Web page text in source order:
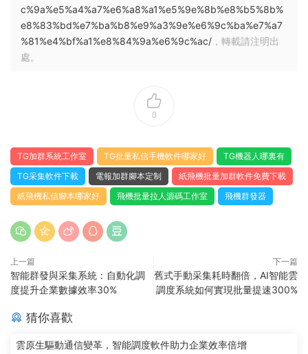
c%9a%e5%a4%a7%e6%a8%a1%e5%9e%8b%e8%b5%8b%
e8%83%bd%e7%ba%b8%e9%a3%9e%e6%9c%ba%e7%a7
%81%e4%bf%a1%e8%84%9a%e6%9c%ac/ ，轉載請注明出
處。
0
TG加群系統工作室 TG批量私信手機軟件哪家好
TG機器人哪裏有
TG采集軟件下載
電報加群腳本定制
紙飛機批量加群軟件免費下載
紙飛機私信腳本哪家好
飛機批量拉人源碼工作室 飛機群發器
上一篇
智能群發與采集系統：自動化調
度提升企業數據效率30%
下一篇
舊式手動采集耗時翻倍，AI智能雲
調度系統如何實現批量提速300%
猜你喜歡
雲原生驅動通信變革，智能調度軟件助力企業效率倍增